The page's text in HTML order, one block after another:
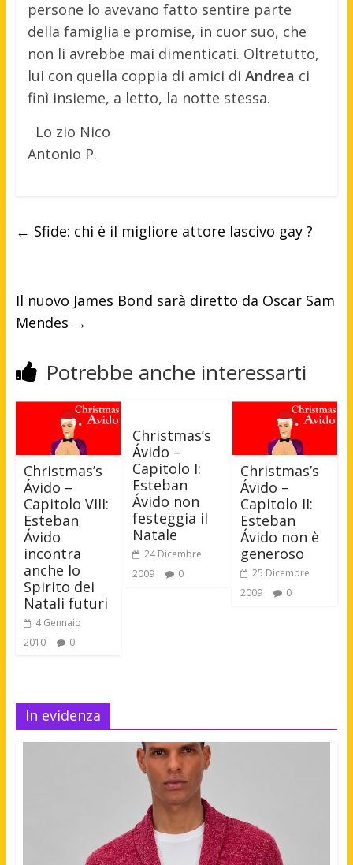
persone lo avevano fatto sentire parte
della famiglia e promise, in cuor suo, che
non li avrebbe mai dimenticati. Oltretutto,
lui con quella coppia di amici di Andrea ci
finì insieme, a letto, la notte stessa.
Lo zio Nico
Antonio P.
← Sfide: chi è il migliore attore lascivo gay ?
Il nuovo James Bond sarà diretto da Oscar Sam
Mendes →
Potrebbe anche interessarti
Christmas’s
Ávido –
Capitolo VIII:
Esteban
Ávido
incontra
anche lo
Spirito dei
Natali futuri
4 Gennaio
2010
0
Christmas’s
Ávido –
Capitolo I:
Esteban
Ávido non
festeggia il
Natale
24 Dicembre
2009
0
Christmas’s
Ávido –
Capitolo II:
Esteban
Ávido non è
generoso
25 Dicembre
2009
0
In evidenza